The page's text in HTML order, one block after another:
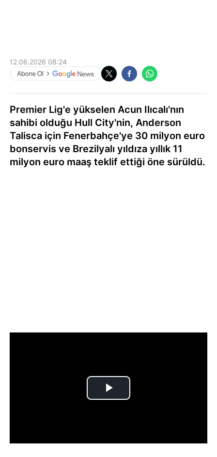
12.06.2026 08:24
Premier Lig'e yükselen Acun Ilıcalı'nın
sahibi olduğu Hull City'nin, Anderson
Talisca için Fenerbahçe'ye 30 milyon euro
bonservis ve Brezilyalı yıldıza yıllık 11
milyon euro maaş teklif ettiği öne sürüldü.